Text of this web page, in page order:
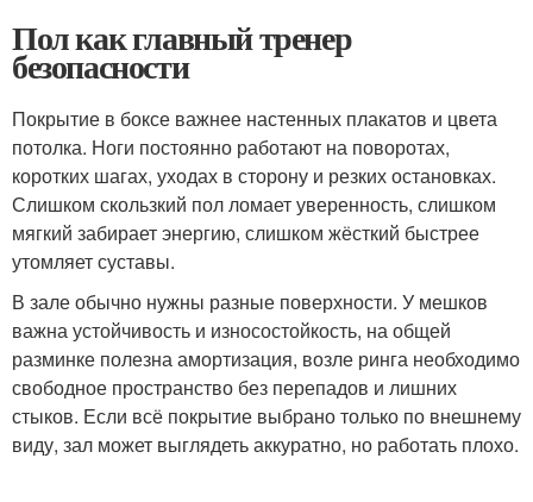
Пол как главный тренер
безопасности
Покрытие в боксе важнее настенных плакатов и цвета
потолка. Ноги постоянно работают на поворотах,
коротких шагах, уходах в сторону и резких остановках.
Слишком скользкий пол ломает уверенность, слишком
мягкий забирает энергию, слишком жёсткий быстрее
утомляет суставы.
В зале обычно нужны разные поверхности. У мешков
важна устойчивость и износостойкость, на общей
разминке полезна амортизация, возле ринга необходимо
свободное пространство без перепадов и лишних
стыков. Если всё покрытие выбрано только по внешнему
виду, зал может выглядеть аккуратно, но работать плохо.